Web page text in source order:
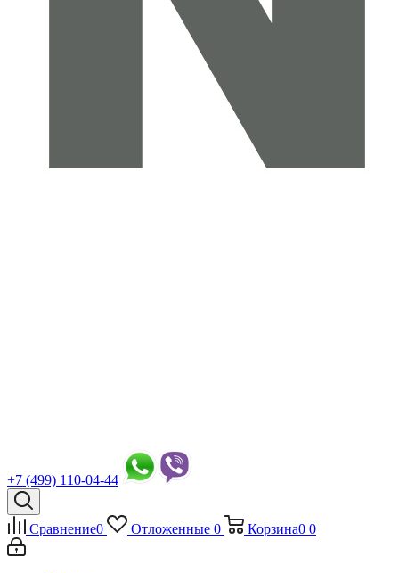
+7 (499) 110-04-44
Сравнение0 Отложенные 0 Корзина0 0